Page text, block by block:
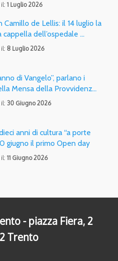
1 Luglio 2026
Camillo de Lellis: il 14 luglio la
cappella dell’ospedale …
8 Luglio 2026
di Vangelo”, parlano i
Mensa della Provvidenz…
30 Giugno 2026
anni di cultura “a porte
giugno il primo Open day
11 Giugno 2026
- piazza Fiera, 2
Trento